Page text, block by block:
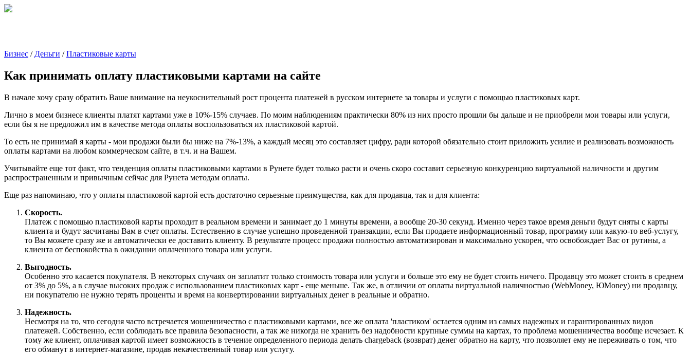
Бизнес / Деньги /Пластиковые карты
Как принимать оплату пластиковыми картами на сайте
В начале хочу сразу обратить Ваше внимание на неукоснительный рост процента платежей в русском интернете за товары и услуги с помощью пластиковых карт.
Лично в моем бизнесе клиенты платят картами уже в 10%-15% случаев. По моим наблюдениям практически 80% из них просто прошли бы дальше и не приобрели мои товары или услуги,
если бы я не предложил им в качестве метода оплаты воспользоваться их пластиковой картой.
То есть не принимай я карты - мои продажи были бы ниже на 7%-13%, а каждый месяц это составляет цифру, ради которой обязательно стоит приложить усилие и реализовать возможность
оплаты картами на любом коммерческом сайте, в т.ч. и на Вашем.
Учитывайте еще тот факт, что тенденция оплаты пластиковыми картами в Рунете будет только расти и очень скоро составит серьезную конкуренцию виртуальной наличности и другим
распространенным и привычным сейчас для Рунета методам оплаты.
Еще раз напоминаю, что у оплаты пластиковой картой есть достаточно серьезные преимущества, как для продавца, так и для клиента:
Скорость.
Платеж с помощью пластиковой карты проходит в реальном времени и занимает до 1 минуты времени, а вообще 20-30 секунд. Именно через такое время деньги будут сняты с карты
клиента и будут засчитаны Вам в счет оплаты. Естественно в случае успешно проведенной транзакции, если Вы продаете информационный товар, программу или какую-то веб-услугу,
то Вы можете сразу же и автоматически ее доставить клиенту. В результате процесс продажи полностью автоматизирован и максимально ускорен, что освобождает Вас от рутины, а
клиента от беспокойства в ожидании оплаченного товара или услуги.
Выгодность.
Особенно это касается покупателя. В некоторых случаях он заплатит только стоимость товара или услуги и больше это ему не будет стоить ничего. Продавцу это может стоить в среднем
от 3% до 5%, а в случае высоких продаж с использованием пластиковых карт - еще меньше. Так же, в отличии от оплаты виртуальной наличностью (WebMoney, ЮMoney) ни продавцу,
ни покупателю не нужно терять проценты и время на конвертировании виртуальных денег в реальные и обратно.
Надежность.
Несмотря на то, что сегодня часто встречается мошенничество с пластиковыми картами, все же оплата 'пластиком' остается одним из самых надежных и гарантированных видов
платежей. Собственно, если соблюдать все правила безопасности, а так же никогда не хранить без надобности крупные суммы на картах, то проблема мошенничества вообще исчезает. К
тому же клиент, оплачивая картой имеет возможность в течение определенного периода делать chargeback (возврат) денег обратно на карту, что позволяет ему не переживать о том, что
его обманут в интернет-магазине, продав некачественный товар или услугу.